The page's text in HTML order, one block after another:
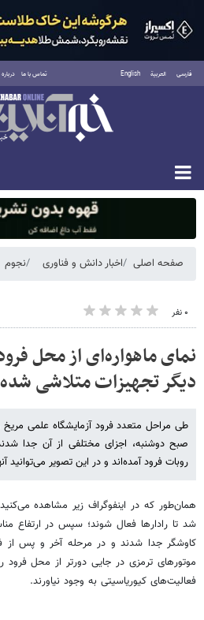
فارسی العربية English تماس با ما درباره
شنبه ۱۷ مرداد ۱۴۰۵
صفحه اصلی اخبار دانش و فناوری نجوم
۰ نفر
نمای ماهواره‌ای از محل
دیگر تجهیزات متلاشی
طی مراحل متعدد فرود آزمایشگاه علمی مریخ
صبح دوشنبه، اجزای مختلفی از آن جدا
روبات فرود آمده‌اند و در این تصویر می‌توانید
همان‌طور که در اینفوگراف زیر مشاهده
شد تا رادارها فعال شوند؛ سپس در ارتفاع
کاوشگر جدا شدند و در مرحله آخر و پس از
موتورهای ترمزی در جایی دورتر از محل
فعالیت‌های کیوریاسیتی به وجود نیاورند.